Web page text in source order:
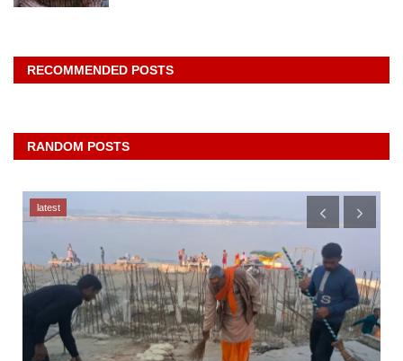
RECOMMENDED POSTS
RANDOM POSTS
latest